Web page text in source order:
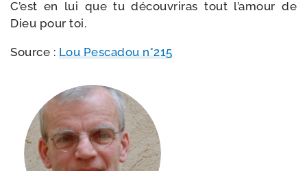
C’est en lui que tu décou­vri­ras tout l’amour de
Dieu pour toi.
Source : Lou Pescadou n°215